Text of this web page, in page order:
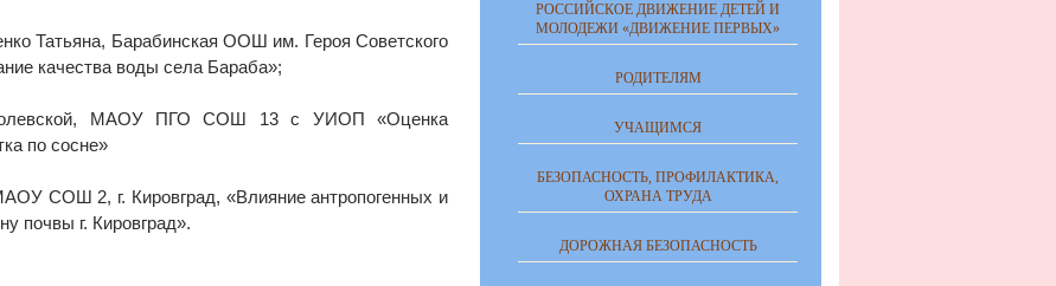
Татьяна, Барабинская ООШ им. Героя Советского
качества воды села Бараба»;
МАОУ ПГО СОШ 13 с УИОП «Оценка
по сосне»
СОШ 2, г. Кировград, «Влияние антропогенных и
почвы г. Кировград».
РОССИЙСКОЕ ДВИЖЕНИЕ ДЕТЕЙ И
МОЛОДЕЖИ «ДВИЖЕНИЕ ПЕРВЫХ»
РОДИТЕЛЯМ
УЧАЩИМСЯ
БЕЗОПАСНОСТЬ, ПРОФИЛАКТИКА,
ОХРАНА ТРУДА
ДОРОЖНАЯ БЕЗОПАСНОСТЬ